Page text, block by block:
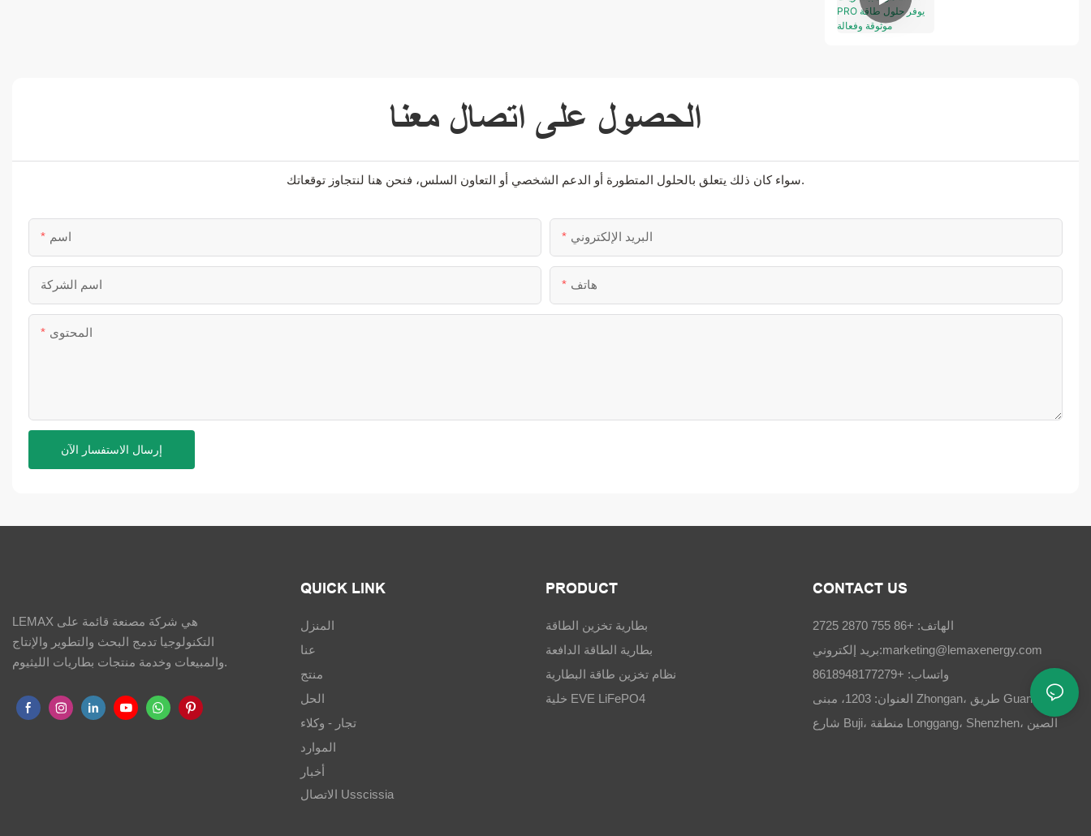
الحصول على اتصال معنا
سواء كان ذلك يتعلق بالحلول المتطورة أو الدعم الشخصي أو التعاون السلس، فنحن هنا لنتجاوز توقعاتك.
اسم البريد الإلكتروني
اسم الشركة هاتف
المحتوى
إرسال الاستفسار الآن
LEMAX هي شركة مصنعة قائمة على
التكنولوجيا تدمج البحث والتطوير والإنتاج
والمبيعات وخدمة منتجات بطاريات الليثيوم.
QUICK LINK
المنزل
عنا
منتج
الحل
تجار - وكلاء
الموارد
أخبار
الاتصال Usscissia
PRODUCT
بطارية تخزين الطاقة
بطارية الطاقة الدافعة
نظام تخزين طاقة البطارية
خلية EVE LiFePO4
CONTACT US
الهاتف: +86 755 2870 2725
بريد إلكتروني:marketing@lemaxenergy.com
واتساب: +8618948177279
العنوان: 1203، مبنى Zhongan، طريق Guangchang،
شارع Buji، منطقة Longgang، Shenzhen، الصين